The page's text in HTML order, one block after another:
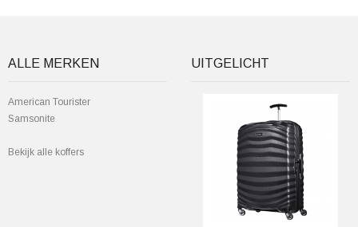
ALLE MERKEN
American Tourister
Samsonite
Bekijk alle koffers
UITGELICHT